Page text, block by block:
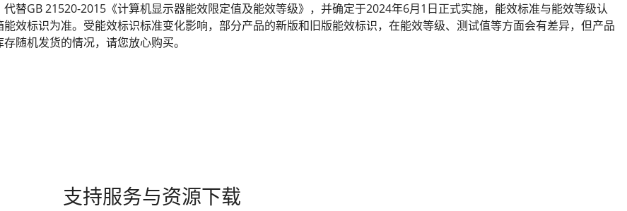
替GB 21520-2015《计算机显示器能效限定值及能效等级》，并确定于2024年6月1日正式实施，能效标准与能效等级认
效标识为准。受能效标识标准变化影响，部分产品的新版和旧版能效标识，在能效等级、测试值等方面会有差异，但产品
随机发货的情况，请您放心购买。
支持服务与资源下载